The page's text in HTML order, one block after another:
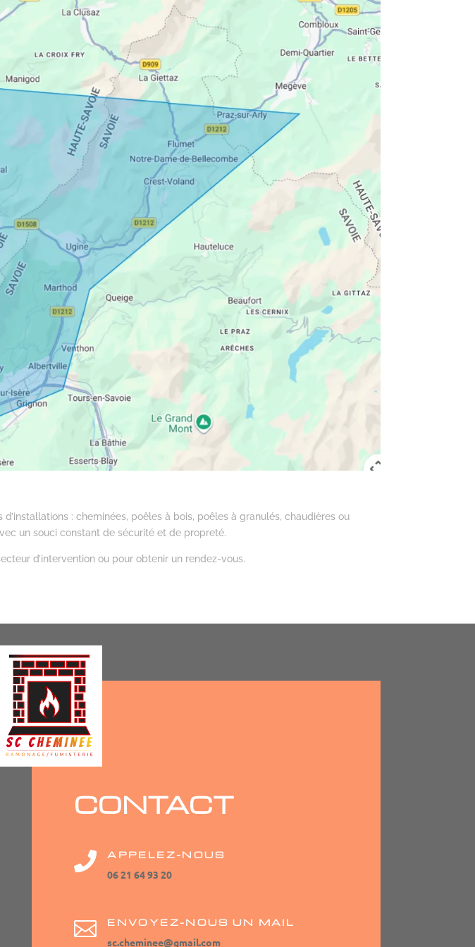
: cheminées, poêles à bois, poêles à granulés, chaudières ou
un souci constant de sécurité et de propreté.
d’intervention ou pour obtenir un rendez-vous.
CONTACT
 APPELEZ-NOUS
06 21 64 93 20
 ENVOYEZ-NOUS UN MAIL
sc.cheminee@gmail.com